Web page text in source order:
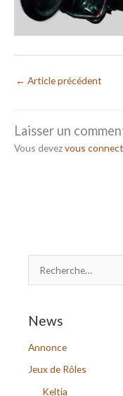
h
e
r
News
Annonce
Jeux de Rôles
Keltia
← Article précédent
Laisser un
Vous devezvous